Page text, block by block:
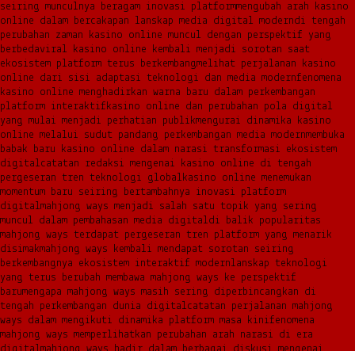
seiring munculnya beragam inovasi platformmengubah arah kasino
online dalam bercakapan lanskap media digital moderndi tengah
perubahan zaman kasino online muncul dengan perspektif yang
berbedaviral kasino online kembali menjadi sorotan saat
ekosistem platform terus berkembangmelihat perjalanan kasino
online dari sisi adaptasi teknologi dan media modernfenomena
kasino online menghadirkan warna baru dalam perkembangan
platform interaktifkasino online dan perubahan pola digital
yang mulai menjadi perhatian publikmengurai dinamika kasino
online melalui sudut pandang perkembangan media modernmembuka
babak baru kasino online dalam narasi transformasi ekosistem
digitalcatatan redaksi mengenai kasino online di tengah
pergeseran tren teknologi globalkasino online menemukan
momentum baru seiring bertambahnya inovasi platform
digitalmahjong ways menjadi salah satu topik yang sering
muncul dalam pembahasan media digitaldi balik popularitas
mahjong ways terdapat pergeseran tren platform yang menarik
disimakmahjong ways kembali mendapat sorotan seiring
berkembangnya ekosistem interaktif modernlanskap teknologi
yang terus berubah membawa mahjong ways ke perspektif
barumengapa mahjong ways masih sering diperbincangkan di
tengah perkembangan dunia digitalcatatan perjalanan mahjong
ways dalam mengikuti dinamika platform masa kinifenomena
mahjong ways memperlihatkan perubahan arah narasi di era